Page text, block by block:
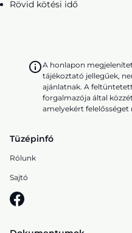
Rövid kötési idő
A honlapon
tájékoztató jellegűek,
ajánlatnak. A
forgalmazója által
amelyekért felelősséget
Tüzépinfó
Rólunk
Sajtó